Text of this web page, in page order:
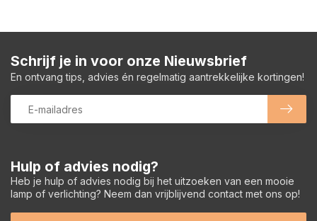
Hulp of advies nodig?
Heb je hulp of advies nodig bij het uitzoeken van een mooie
lamp of verlichting? Neem dan vrijblijvend contact met ons op!
Schrijf je in voor onze Nieuwsbrief
En ontvang tips, advies én regelmatig aantrekkelijke kortingen!